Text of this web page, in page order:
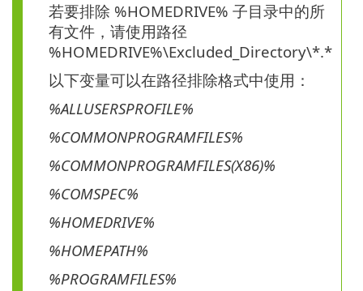
若要排除 %HOMEDRIVE% 子目录中的所
有文件，请使用路径
%HOMEDRIVE%\Excluded_Directory\*.*
以下变量可以在路径排除格式中使用：
%ALLUSERSPROFILE%
%COMMONPROGRAMFILES%
%COMMONPROGRAMFILES(X86)%
%COMSPEC%
%HOMEDRIVE%
%HOMEPATH%
%PROGRAMFILES%